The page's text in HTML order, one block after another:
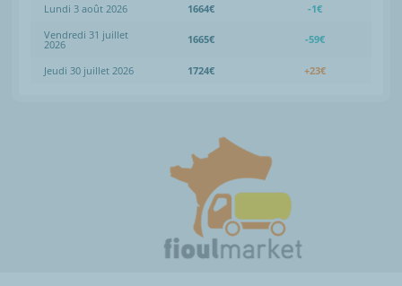
Lundi 3 août 2026
1664€
-1€
Vendredi 31 juillet
2026 1665€ -59€
Jeudi 30 juillet 2026 1724€ +23€